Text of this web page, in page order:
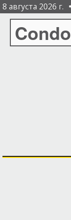
8 августа 2026 г.
Condo